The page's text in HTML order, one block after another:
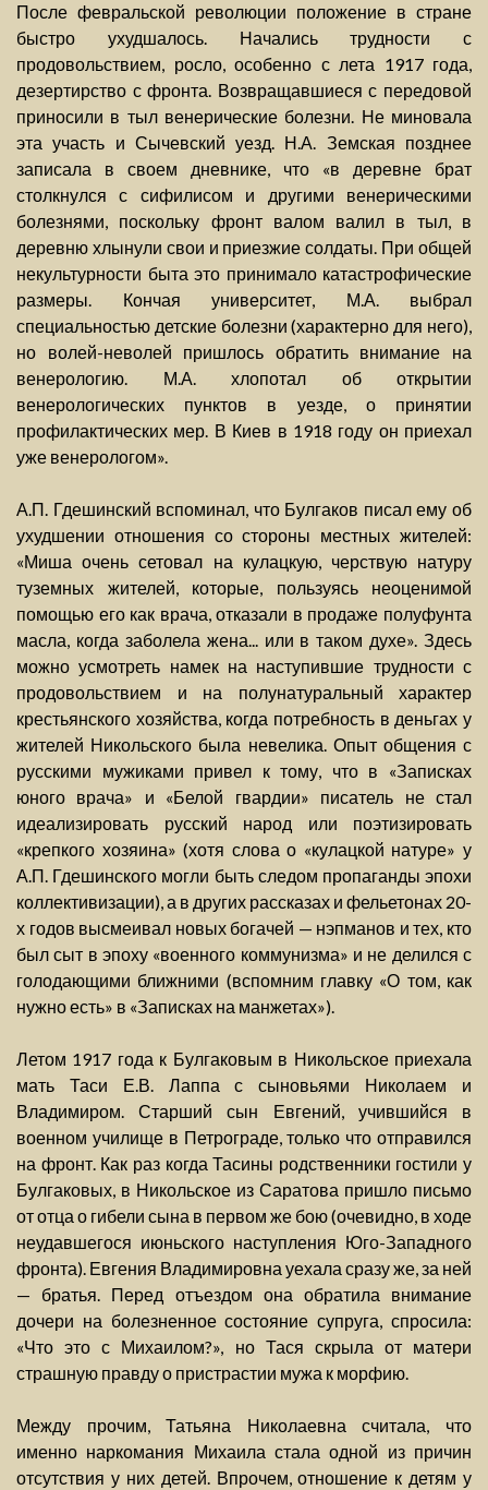
После февральской революции положение в стране
быстро ухудшалось. Начались трудности с
продовольствием, росло, особенно с лета 1917 года,
дезертирство с фронта. Возвращавшиеся с передовой
приносили в тыл венерические болезни. Не миновала
эта участь и Сычевский уезд. Н.А. Земская позднее
записала в своем дневнике, что «в деревне брат
столкнулся с сифилисом и другими венерическими
болезнями, поскольку фронт валом валил в тыл, в
деревню хлынули свои и приезжие солдаты. При общей
некультурности быта это принимало катастрофические
размеры. Кончая университет, М.А. выбрал
специальностью детские болезни (характерно для него),
но волей-неволей пришлось обратить внимание на
венерологию. М.А. хлопотал об открытии
венерологических пунктов в уезде, о принятии
профилактических мер. В Киев в 1918 году он приехал
уже венерологом».
А.П. Гдешинский вспоминал, что Булгаков писал ему об
ухудшении отношения со стороны местных жителей:
«Миша очень сетовал на кулацкую, черствую натуру
туземных жителей, которые, пользуясь неоценимой
помощью его как врача, отказали в продаже полуфунта
масла, когда заболела жена... или в таком духе». Здесь
можно усмотреть намек на наступившие трудности с
продовольствием и на полунатуральный характер
крестьянского хозяйства, когда потребность в деньгах у
жителей Никольского была невелика. Опыт общения с
русскими мужиками привел к тому, что в «Записках
юного врача» и «Белой гвардии» писатель не стал
идеализировать русский народ или поэтизировать
«крепкого хозяина» (хотя слова о «кулацкой натуре» у
А.П. Гдешинского могли быть следом пропаганды эпохи
коллективизации), а в других рассказах и фельетонах 20-
х годов высмеивал новых богачей — нэпманов и тех, кто
был сыт в эпоху «военного коммунизма» и не делился с
голодающими ближними (вспомним главку «О том, как
нужно есть» в «Записках на манжетах»).
Летом 1917 года к Булгаковым в Никольское приехала
мать Таси Е.В. Лаппа с сыновьями Николаем и
Владимиром. Старший сын Евгений, учившийся в
военном училище в Петрограде, только что отправился
на фронт. Как раз когда Тасины родственники гостили у
Булгаковых, в Никольское из Саратова пришло письмо
от отца о гибели сына в первом же бою (очевидно, в ходе
неудавшегося июньского наступления Юго-Западного
фронта). Евгения Владимировна уехала сразу же, за ней
— братья. Перед отъездом она обратила внимание
дочери на болезненное состояние супруга, спросила:
«Что это с Михаилом?», но Тася скрыла от матери
страшную правду о пристрастии мужа к морфию.
Между прочим, Татьяна Николаевна считала, что
именно наркомания Михаила стала одной из причин
отсутствия у них детей. Впрочем, отношение к детям у